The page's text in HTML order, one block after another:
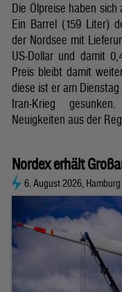
Die Ölpreise haben
Ein Barrel (159 Liter)
der Nordsee mit
US-Dollar und damit
Preis bleibt damit
diese ist er am
Iran-Krieg
Neuigkeiten aus der
Nordex erhält
6. August 2026, Hamburg